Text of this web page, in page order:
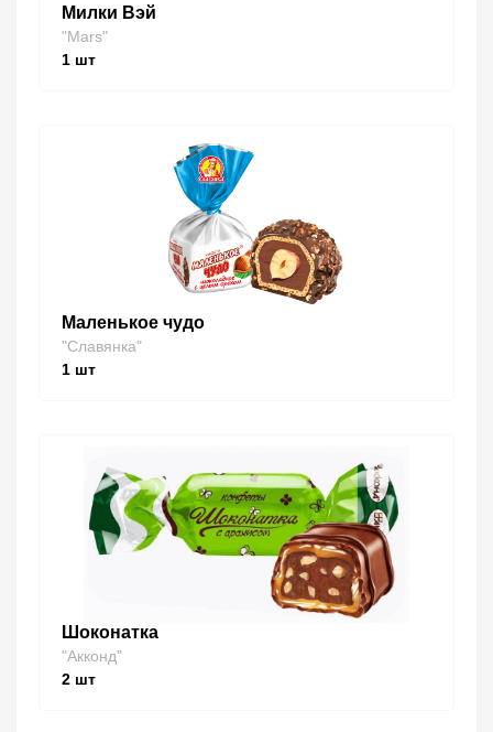
Милки Вэй
"Mars"
1 шт
Маленькое чудо
"Славянка"
1 шт
Шоконатка
"Акконд"
2 шт